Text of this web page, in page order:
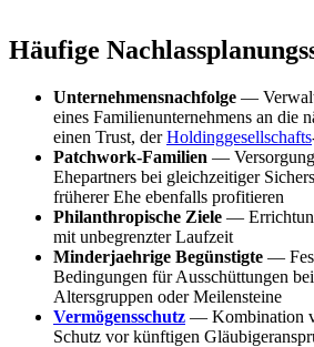
Häufige
Unternehmensnachfolge —
eines Familienunternehmens an die
einen Trust, derHoldinggesellschafts
Patchwork-Familien —
Ehepartners bei gleichzeitiger
früherer Ehe ebenfalls profitieren
Philanthropische Ziele —
mit unbegrenzter Laufzeit
Minderjaehrige Begünstigte —
Bedingungen für Ausschüttungen
Altersgruppen oder Meilensteine
Vermögensschutz — Kombination
Schutz vor künftigen